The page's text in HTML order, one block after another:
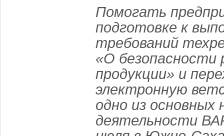
Помогать
подготовке к
требований
«О безопасности
продукции» и
электронную
одно из основных
деятельности